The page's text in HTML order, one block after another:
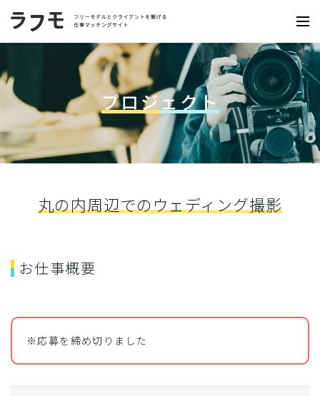
プロジェクト
丸の内周辺でのウェディング撮影
お仕事概要
※応募を締め切りました